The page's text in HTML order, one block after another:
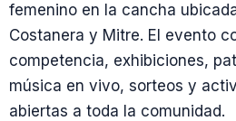
femenino en la cancha
Costanera y Mitre. El evento
competencia, exhibiciones,
música en vivo, sorteos y
abiertas a toda la comunidad.